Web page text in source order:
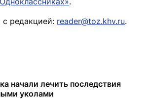
с редакцией: reader@toz.khv.ru.
начали лечить последствия
уколами